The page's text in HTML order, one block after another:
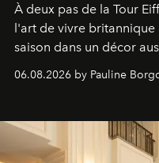
À deux pas de la Tour
l'art de vivre britannique
saison dans un décor
06.08.2026 by Pauline